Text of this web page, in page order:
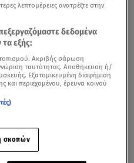
λεπτομέρειες ανατρέξτε στην
δεδομένα
εξής:
Ακριβής σάρωση
ταυτότητας. Αποθήκευση ή/
Εξατομικευμένη διαφήμιση
και περιεχομένου, έρευνα κοινού
σκοπών